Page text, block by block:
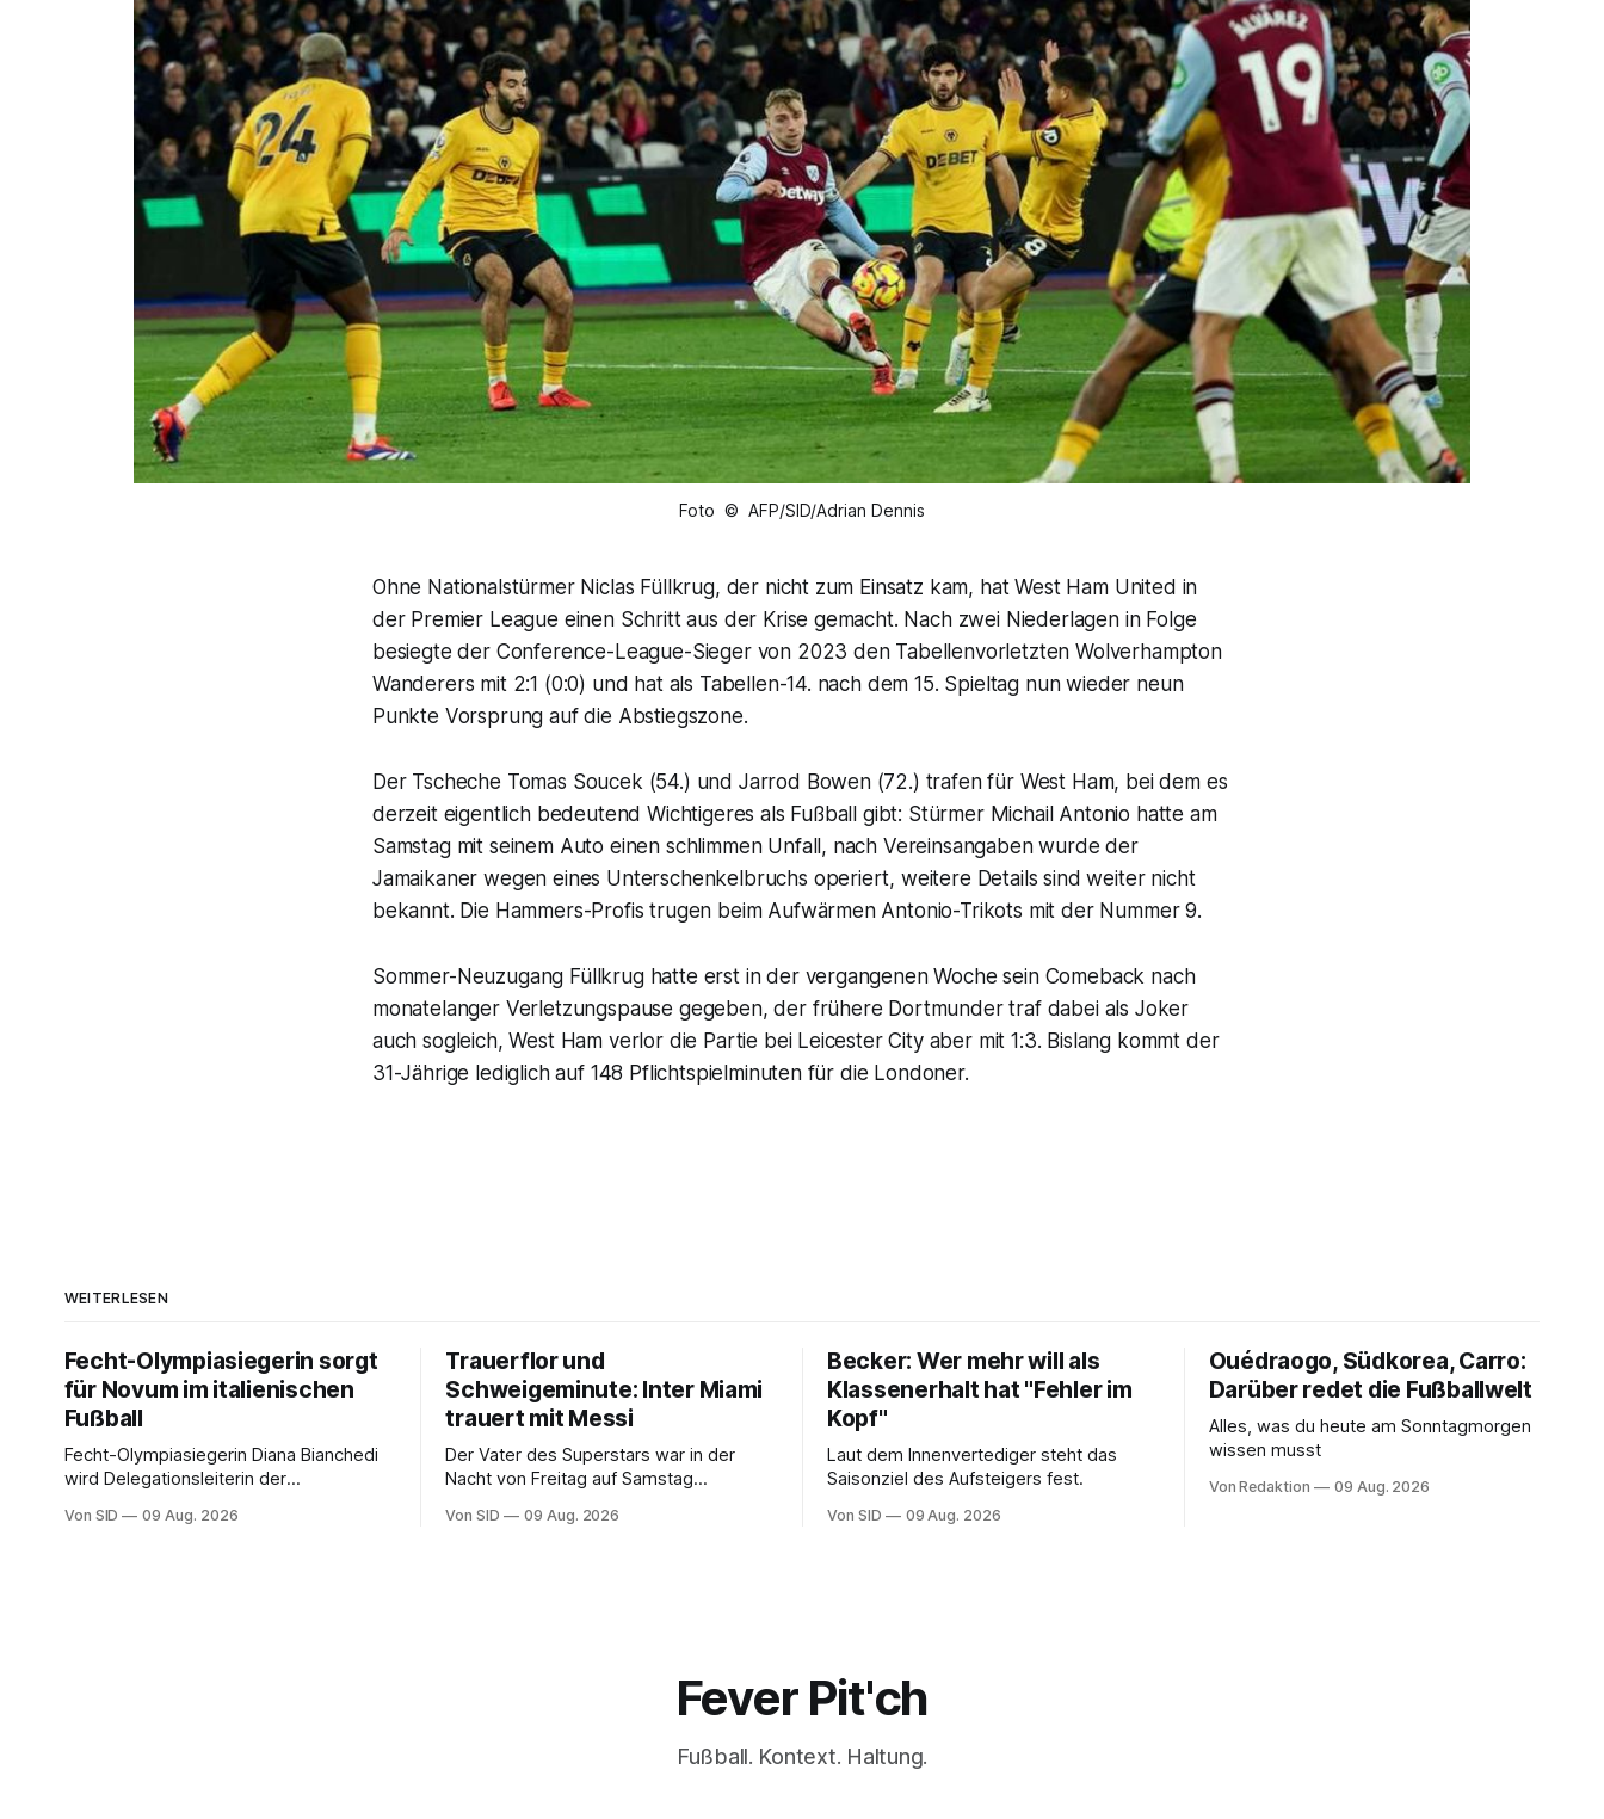
Foto © AFP/SID/Adrian Dennis
Ohne Nationalstürmer Niclas Füllkrug, der nicht zum Einsatz kam, hat West Ham United in
der Premier League einen Schritt aus der Krise gemacht. Nach zwei Niederlagen in Folge
besiegte der Conference-League-Sieger von 2023 den Tabellenvorletzten Wolverhampton
Wanderers mit 2:1 (0:0) und hat als Tabellen-14. nach dem 15. Spieltag nun wieder neun
Punkte Vorsprung auf die Abstiegszone.
Der Tscheche Tomas Soucek (54.) und Jarrod Bowen (72.) trafen für West Ham, bei dem es
derzeit eigentlich bedeutend Wichtigeres als Fußball gibt: Stürmer Michail Antonio hatte am
Samstag mit seinem Auto einen schlimmen Unfall, nach Vereinsangaben wurde der
Jamaikaner wegen eines Unterschenkelbruchs operiert, weitere Details sind weiter nicht
bekannt. Die Hammers-Profis trugen beim Aufwärmen Antonio-Trikots mit der Nummer 9.
Sommer-Neuzugang Füllkrug hatte erst in der vergangenen Woche sein Comeback nach
monatelanger Verletzungspause gegeben, der frühere Dortmunder traf dabei als Joker
auch sogleich, West Ham verlor die Partie bei Leicester City aber mit 1:3. Bislang kommt der
31-Jährige lediglich auf 148 Pflichtspielminuten für die Londoner.
WEITERLESEN
Fecht-Olympiasiegerin sorgt
für Novum im italienischen
Fußball
Fecht-Olympiasiegerin Diana Bianchedi
wird Delegationsleiterin der
Von SID 09 Aug. 2026
Trauerflor und
Schweigeminute: Inter Miami
trauert mit Messi
Der Vater des Superstars war in der
Nacht von Freitag auf Samstag
Kapitän bei.
Von SID 09 Aug. 2026
Becker: Wer mehr will als
Klassenerhalt hat "Fehler im
Kopf"
Laut dem Innenvertediger steht das
Saisonziel des Aufsteigers fest.
Von SID 09 Aug. 2026
Ouédraogo, Südkorea, Carro:
Darüber redet die Fußballwelt
Alles, was du heute am Sonntagmorgen
wissen musst
Von Redaktion 09 Aug. 2026
Fever Pit'ch
Fußball. Kontext. Haltung.